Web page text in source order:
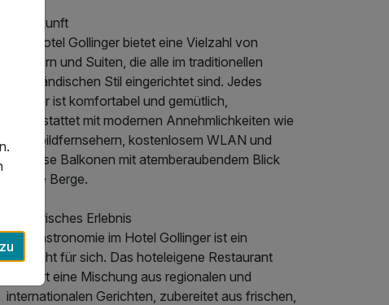
Unterkunft
Das Hotel Gollinger bietet eine Vielzahl von
Zimmern und Suiten, die alle im traditionellen
alpenländischen Stil eingerichtet sind. Jedes
Zimmer ist komfortabel und gemütlich,
ausgestattet mit modernen Annehmlichkeiten wie
Flachbildfernsehern, kostenlosem WLAN und
teilweise Balkonen mit atemberaubendem Blick
auf die Berge.
Kulinarisches Erlebnis
Die Gastronomie im Hotel Gollinger ist ein
Highlight für sich. Das hoteleigene Restaurant
serviert eine Mischung aus regionalen und
internationalen Gerichten, zubereitet aus frischen,